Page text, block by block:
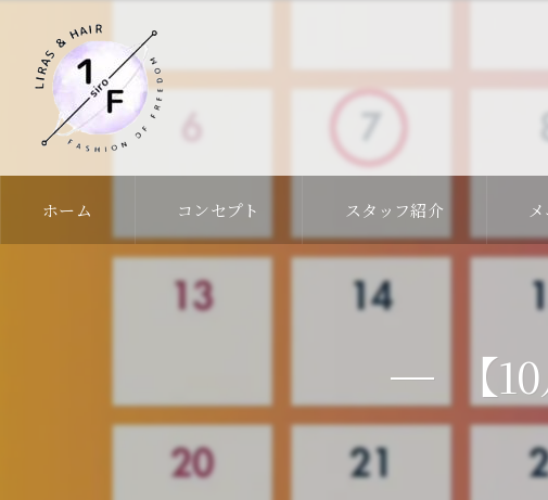
ホーム コンセプト スタッフ紹介
【